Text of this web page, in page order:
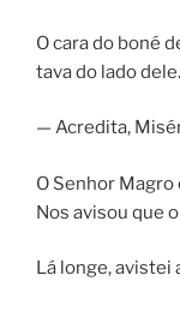
O cara do boné
tava do lado dele.
— Acredita,
O Senhor
Nos avisou que
Lá longe, avistei